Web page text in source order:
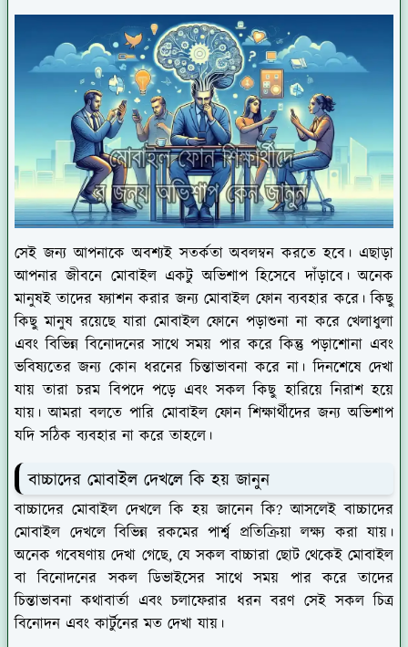
সেই জন্য আপনাকে অবশ্যই সতর্কতা অবলম্বন করতে হবে। এছাড়া
আপনার জীবনে মোবাইল একটু অভিশাপ হিসেবে দাঁড়াবে। অনেক
মানুষই তাদের ফ্যাশন করার জন্য মোবাইল ফোন ব্যবহার করে। কিছু
কিছু মানুষ রয়েছে যারা মোবাইল ফোনে পড়াশুনা না করে খেলাধুলা
এবং বিভিন্ন বিনোদনের সাথে সময় পার করে কিন্তু পড়াশোনা এবং
ভবিষ্যতের জন্য কোন ধরনের চিন্তাভাবনা করে না। দিনশেষে দেখা
যায় তারা চরম বিপদে পড়ে এবং সকল কিছু হারিয়ে নিরাশ হয়ে
যায়। আমরা বলতে পারি মোবাইল ফোন শিক্ষার্থীদের জন্য অভিশাপ
যদি সঠিক ব্যবহার না করে তাহলে।
বাচ্চাদের মোবাইল দেখলে কি হয় জানুন
বাচ্চাদের মোবাইল দেখলে কি হয় জানেন কি? আসলেই বাচ্চাদের
মোবাইল দেখলে বিভিন্ন রকমের পার্শ্ব প্রতিক্রিয়া লক্ষ্য করা যায়।
অনেক গবেষণায় দেখা গেছে, যে সকল বাচ্চারা ছোট থেকেই মোবাইল
বা বিনোদনের সকল ডিভাইসের সাথে সময় পার করে তাদের
চিন্তাভাবনা কথাবার্তা এবং চলাফেরার ধরন বরণ সেই সকল চিত্র
বিনোদন এবং কার্টুনের মত দেখা যায়।